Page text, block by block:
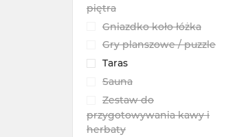
piętra
Gniazdko koło łóżka
Gry planszowe / puzzle
Taras
Sauna
Zestaw do
przygotowywania kawy i
herbaty